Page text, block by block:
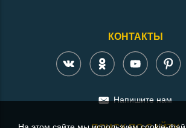
КОНТАКТЫ
Напишите нам